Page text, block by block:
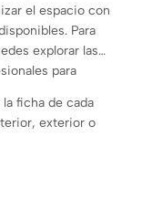
el espacio con
Para
explorar las
para
ficha de cada
exterior o